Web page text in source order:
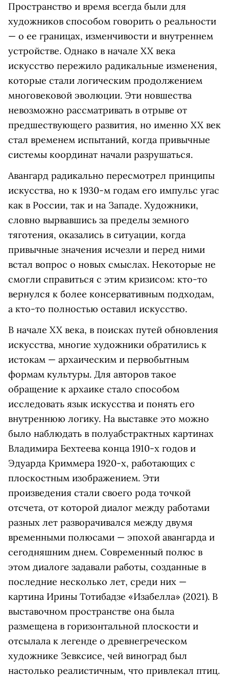
Пространство и время всегда были для
художников способом говорить о реальности
— о ее границах, изменчивости и внутреннем
устройстве. Однако в начале XX века
искусство пережило радикальные изменения,
которые стали логическим продолжением
многовековой эволюции. Эти новшества
невозможно рассматривать в отрыве от
предшествующего развития, но именно XX век
стал временем испытаний, когда привычные
системы координат начали разрушаться.
Авангард радикально пересмотрел принципы
искусства, но к 1930-м годам его импульс угас
как в России, так и на Западе. Художники,
словно вырвавшись за пределы земного
тяготения, оказались в ситуации, когда
привычные значения исчезли и перед ними
встал вопрос о новых смыслах. Некоторые не
смогли справиться с этим кризисом: кто-то
вернулся к более консервативным подходам,
а кто-то полностью оставил искусство.
В начале XX века, в поисках путей обновления
искусства, многие художники обратились к
истокам — архаическим и первобытным
формам культуры. Для авторов такое
обращение к архаике стало способом
исследовать язык искусства и понять его
внутреннюю логику. На выставке это можно
было наблюдать в полуабстрактных картинах
Владимира Бехтеева конца 1910-х годов и
Эдуарда Криммера 1920-х, работающих с
плоскостным изображением. Эти
произведения стали своего рода точкой
отсчета, от которой диалог между работами
разных лет разворачивался между двумя
временными полюсами — эпохой авангарда и
сегодняшним днем. Современный полюс в
этом диалоге задавали работы, созданные в
последние несколько лет, среди них —
картина Ирины Тотибадзе «Изабелла» (2021). В
выставочном пространстве она была
размещена в горизонтальной плоскости и
отсылала к легенде о древнегреческом
художнике Зевксисе, чей виноград был
настолько реалистичным, что привлекал птиц.